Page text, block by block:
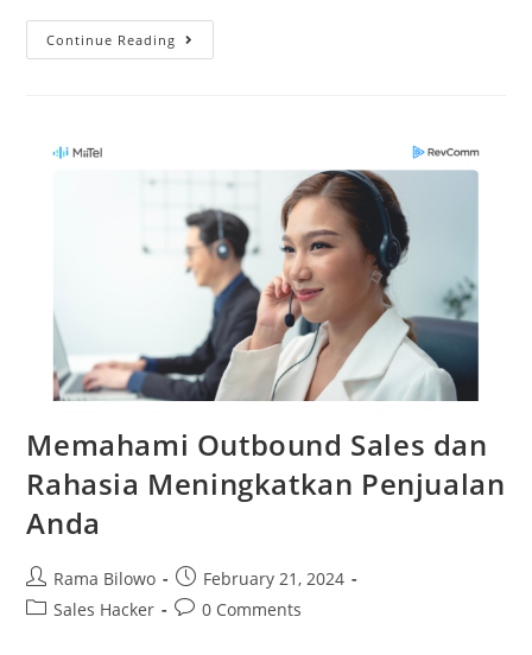
Continue Reading
Memahami Outbound Sales dan
Rahasia Meningkatkan Penjualan
Anda
Rama Bilowo
February 21, 2024
Sales Hacker
0 Comments